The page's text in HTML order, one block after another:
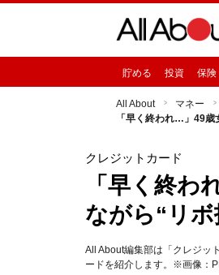
貯める 投資 保険
All About マネー
「早く終われ…」49
クレジットカード
「早く終
ながら“リ
All About編集部は「クレジッ
ードを紹介します。※画像：